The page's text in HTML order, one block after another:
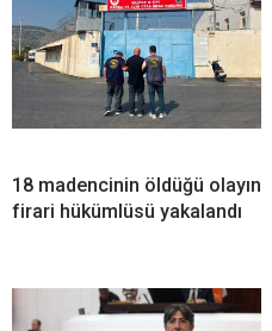
18 madencinin öldüğü olayın
firari hükümlüsü yakalandı